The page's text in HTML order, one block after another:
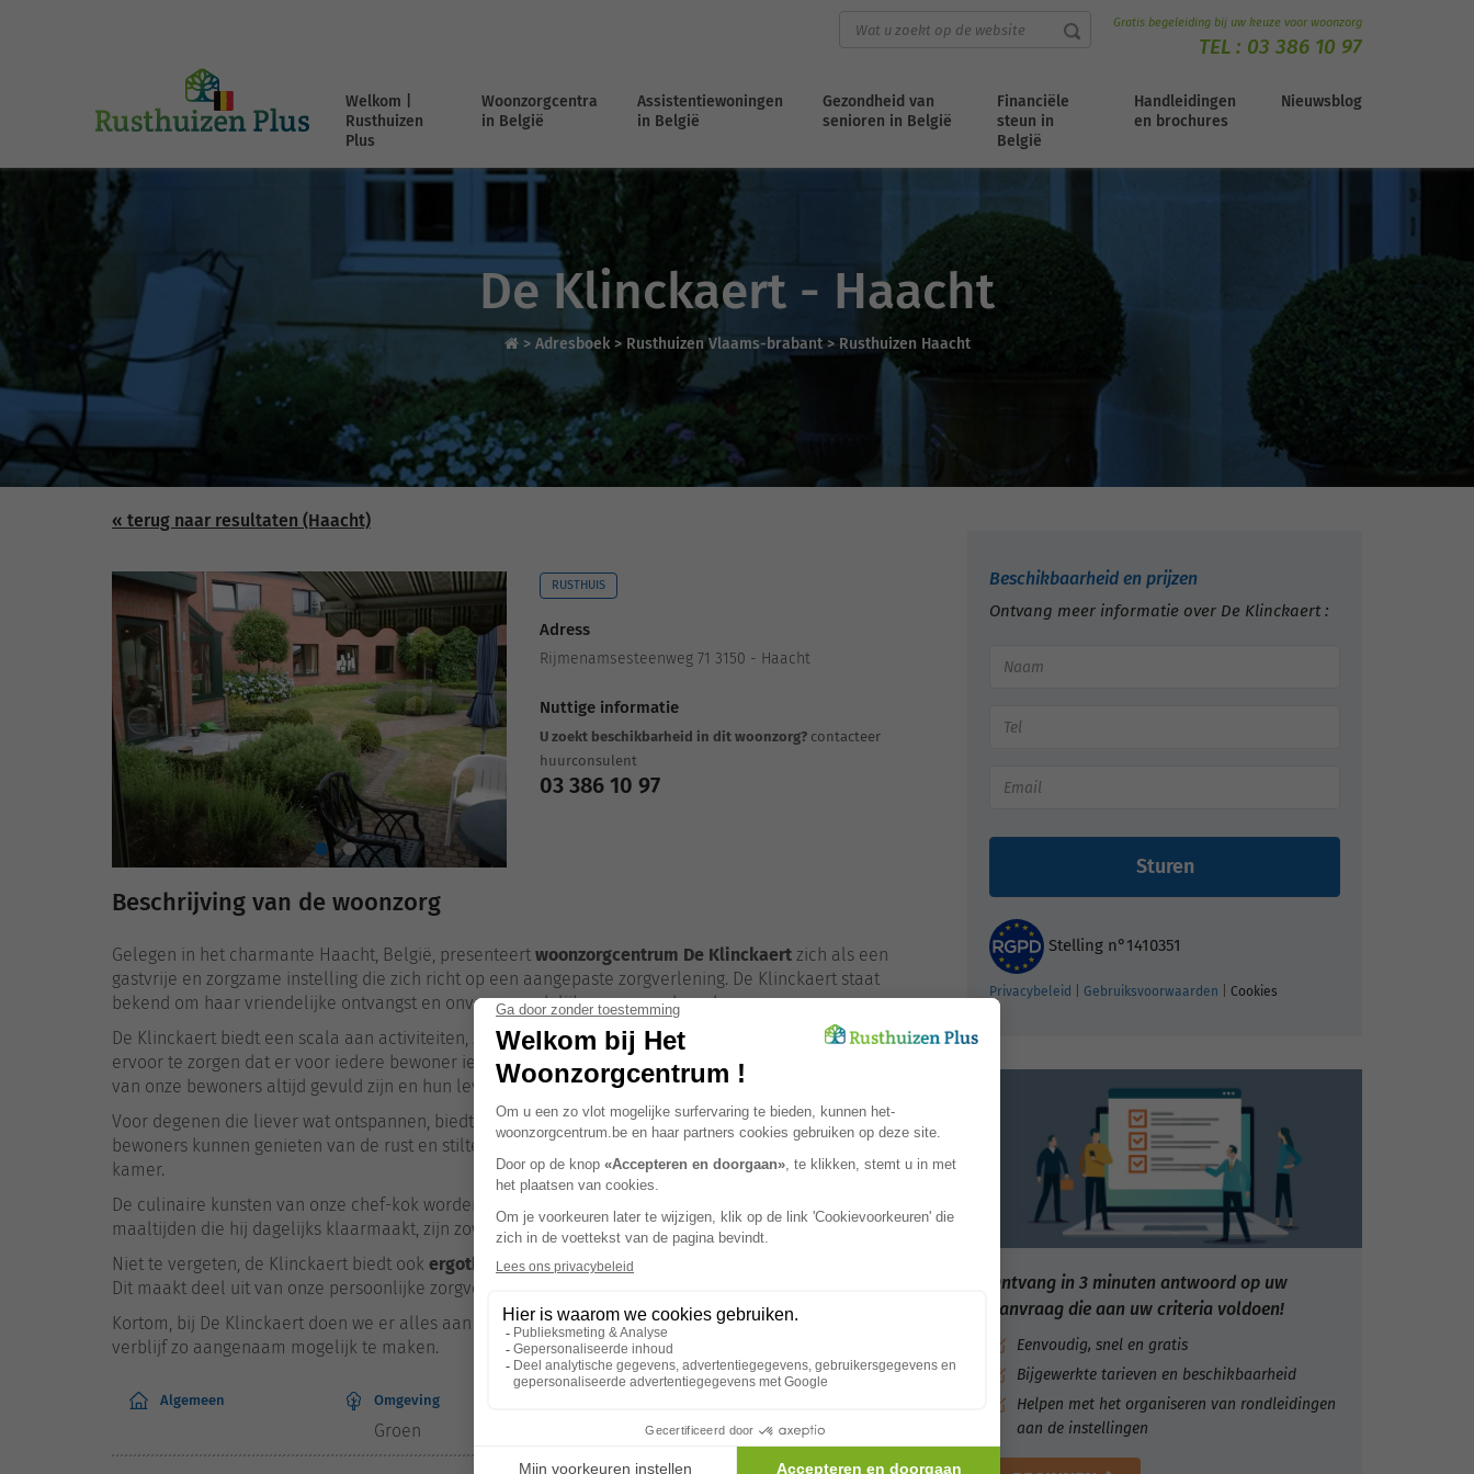
Gratis begeleiding bij uw keuze voor woonzorg
TEL : 03 386 10 97
Welkom |
Rusthuizen
Plus
Woonzorgcentra
in België
Assistentiewoningen
in België
Gezondheid van
senioren in België
Financiële
steun in
België
Handleidingen
en brochures
Nieuwsblog
De Klinckaert - Haacht
> Adresboek> Rusthuizen Vlaams-brabant> Rusthuizen Haacht
« terug naar resultaten (Haacht)
RUSTHUIS
Adress
Rijmenamsesteenweg 71 3150 - Haacht
Nuttige informatie
U zoekt beschikbarheid in dit woonzorg? contacteer
huurconsulent
03 386 10 97
Beschrijving van de woonzorg
Gelegen in het charmante Haacht, België, presenteert woonzorgcentrum De Klinckaert zich als een
gastvrije en zorgzame instelling die zich richt op een aangepaste zorgverlening. De Klinckaert staat
bekend om haar vriendelijke ontvangst en onvoorwaardelijke zorg voor haar bewoners.
De Klinckaert biedt een scala aan activiteiten, zorgvuldig samengesteld door ons animatieteam, om
ervoor te zorgen dat er voor iedere bewoner iets te doen is. Deze activiteiten zorgen ervoor dat de dagen
van onze bewoners altijd gevuld zijn en hun leven verrijkt.
Voor degenen die liever wat ontspannen, biedt De Klinckaert verschillende leefruimtes aan. Onze
bewoners kunnen genieten van de rust en stilte in de tuin, de bar, op het terras of gewoon in hun eigen
kamer.
De culinaire kunsten van onze chef-kok worden altijd hoog gewaardeerd door onze bewoners. De verse
maaltijden die hij dagelijks klaarmaakt, zijn zowel voedzaam als lekker.
Niet te vergeten, de Klinckaert biedt ook ergotherapieaan voor de bewoners die daar nood aan hebben.
Dit maakt deel uit van onze persoonlijke zorgverlening op maat.
Kortom, bij De Klinckaert doen we er alles aan om het onze bewoners naar hun zin te maken en hun
verblijf zo aangenaam mogelijk te maken.
Algemeen Omgeving
Groen Ergotherapeut
Beschikbaarheid en prijzen
Ontvang meer informatie over De Klinckaert :
Sturen
Stelling n°1410351
Privacybeleid Gebruiksvoorwaarden Cookies
Ontvang in 3 minuten antwoord op uw
aanvraag die aan uw criteria voldoen!
Eenvoudig, snel en gratis
Bijgewerkte tarieven en beschikbaarheid
Helpen met het organiseren van rondleidingen
aan de instellingen